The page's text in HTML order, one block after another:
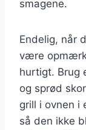
smagene.
Endelig, når
være
hurtigt. Brug
og sprød
grill i ovnen i
så den ikke